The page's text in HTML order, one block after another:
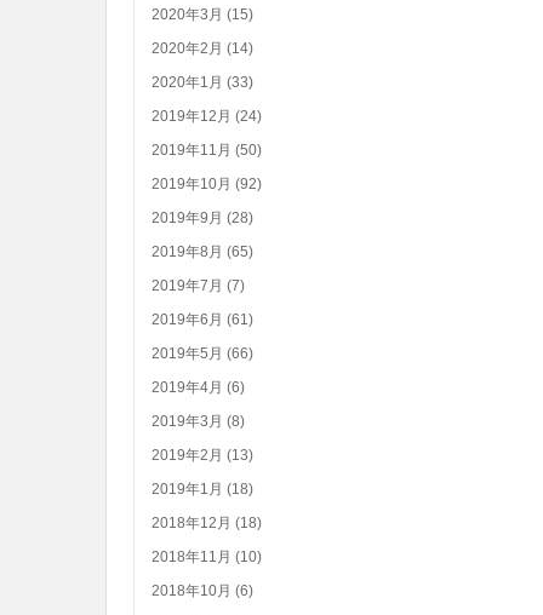
2020年3月 (15)
2020年2月 (14)
2020年1月 (33)
2019年12月 (24)
2019年11月 (50)
2019年10月 (92)
2019年9月 (28)
2019年8月 (65)
2019年7月 (7)
2019年6月 (61)
2019年5月 (66)
2019年4月 (6)
2019年3月 (8)
2019年2月 (13)
2019年1月 (18)
2018年12月 (18)
2018年11月 (10)
2018年10月 (6)